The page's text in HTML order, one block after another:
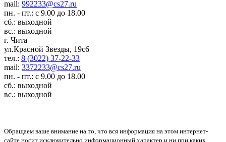
mail: 992233@cs27.ru
пн. - пт.: с 9.00 до 18.00
сб.: выходной
вс.: выходной
г. Чита
ул.Красной Звезды, 19с6
тел.: 8 (3022) 37-22-33
mail: 3372233@cs27.ru
пн. - пт.: с 9.00 до 18.00
сб.: выходной
вс.: выходной
Обращаем ваше внимание на то, что вся информация на этом интернет-
сайте носит исключительно информационный характер и ни при каких